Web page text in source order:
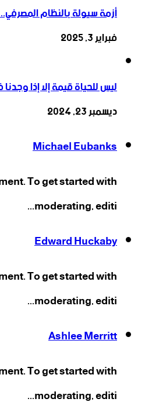
أزمة سيولة بالنظام
فبراير 3, 2025
ليس للحياة قيمة إلا إذا
ديسمبر 23, 2024
Michael Eubanks
To get started with
moderating, editi...
Edward Huckaby
To get started with
moderating, editi...
Ashlee Merritt
To get started with
moderating, editi...